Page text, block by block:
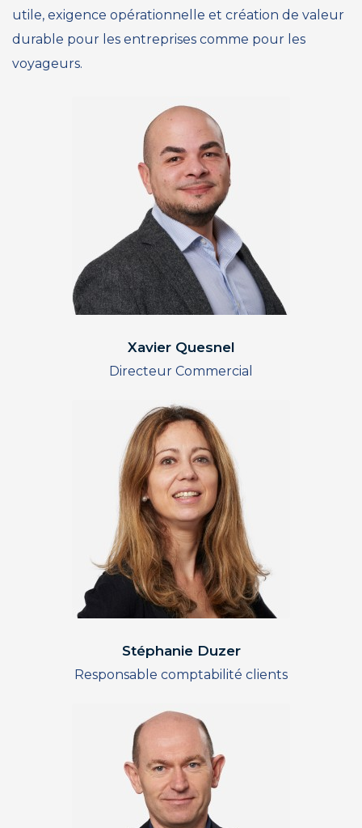
utile, exigence opérationnelle et création de valeur
durable pour les entreprises comme pour les
voyageurs.
Xavier Quesnel
Directeur Commercial
Stéphanie Duzer
Responsable comptabilité clients